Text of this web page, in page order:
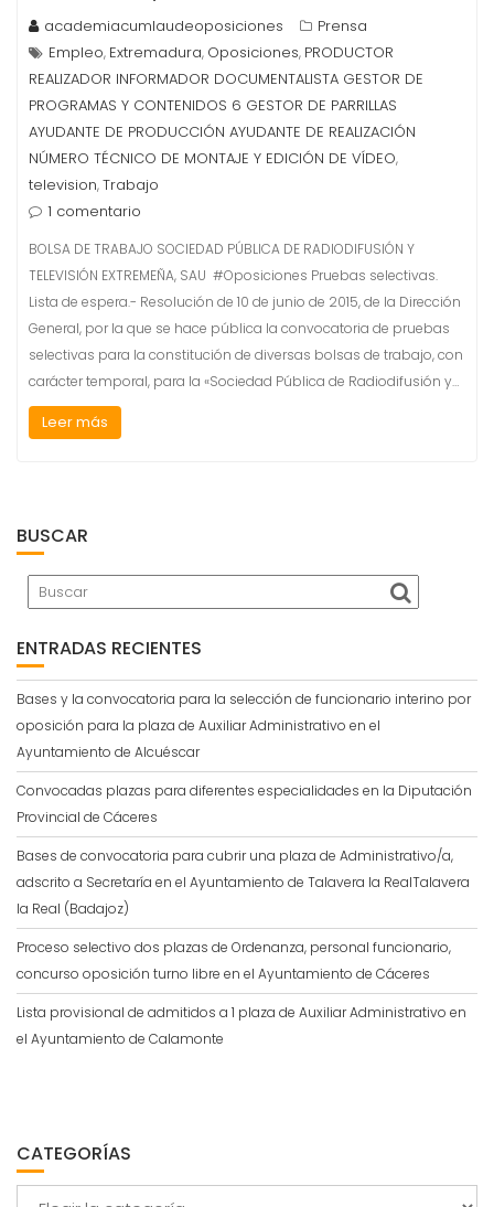
academiacumlaudeoposiciones
Prensa
Empleo, Extremadura, Oposiciones, PRODUCTOR
REALIZADOR INFORMADOR DOCUMENTALISTA GESTOR DE
PROGRAMAS Y CONTENIDOS 6 GESTOR DE PARRILLAS
AYUDANTE DE PRODUCCIÓN AYUDANTE DE REALIZACIÓN
NÚMERO TÉCNICO DE MONTAJE Y EDICIÓN DE VÍDEO,
television,Trabajo
1 comentario
BOLSA DE TRABAJO SOCIEDAD PÚBLICA DE RADIODIFUSIÓN Y
TELEVISIÓN EXTREMEÑA, SAU #Oposiciones Pruebas selectivas.
Lista de espera.- Resolución de 10 de junio de 2015, de la Dirección
General, por la que se hace pública la convocatoria de pruebas
selectivas para la constitución de diversas bolsas de trabajo, con
carácter temporal, para la «Sociedad Pública de Radiodifusión y…
Leer más
BUSCAR
ENTRADAS RECIENTES
Bases y la convocatoria para la selección de funcionario interino por
oposición para la plaza de Auxiliar Administrativo en el
Ayuntamiento de Alcuéscar
Convocadas plazas para diferentes especialidades en la Diputación
Provincial de Cáceres
Bases de convocatoria para cubrir una plaza de Administrativo/a,
adscrito a Secretaría en el Ayuntamiento de Talavera la RealTalavera
la Real (Badajoz)
Proceso selectivo dos plazas de Ordenanza, personal funcionario,
concurso oposición turno libre en el Ayuntamiento de Cáceres
Lista provisional de admitidos a 1 plaza de Auxiliar Administrativo en
el Ayuntamiento de Calamonte
CATEGORÍAS